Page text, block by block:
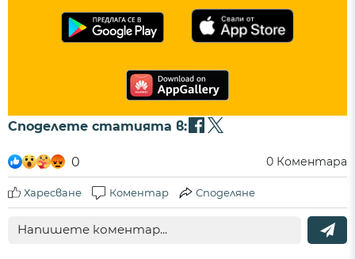
Споделете статията в:
0 0 Коментара
Харесване Коментар Споделяне